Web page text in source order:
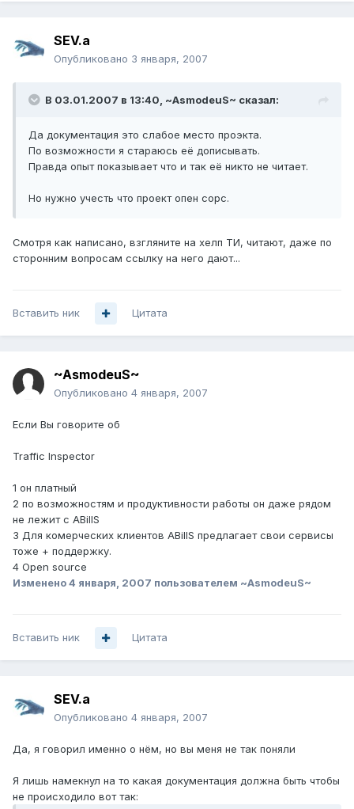
SEV.a
Опубликовано 3 января, 2007
В 03.01.2007 в 13:40, ~AsmodeuS~ сказал:
Да документация это слабое место проэкта.
По возможности я стараюсь её дописывать.
Правда опыт показывает что и так её никто не читает.
Но нужно учесть что проект опен сорс.
Смотря как написано, взгляните на хелп ТИ, читают, даже по
сторонним вопросам ссылку на него дают...
Вставить ник Цитата
~AsmodeuS~
Опубликовано 4 января, 2007
Если Вы говорите об
Traffic Inspector
1 он платный
2 по возможностям и продуктивности работы он даже рядом
не лежит с ABillS
3 Для комерческих клиентов ABillS предлагает свои сервисы
тоже + поддержку.
4 Open source
Изменено4 января, 2007 пользователем ~AsmodeuS~
Вставить ник Цитата
SEV.a
Опубликовано 4 января, 2007
Да, я говорил именно о нём, но вы меня не так поняли
Я лишь намекнул на то какая документация должна быть чтобы
не происходило вот так: